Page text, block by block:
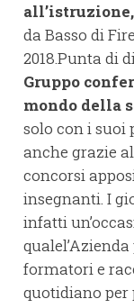
da Basso di
2018.Punta di
Gruppo
mondo della
solo con i
anche grazie
concorsi
insegnanti. I
infatti
formatori e
quotidiano